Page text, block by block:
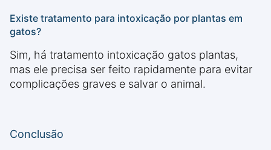
Existe tratamento para intoxicação por plantas em
gatos?
Sim, há tratamento intoxicação gatos plantas,
mas ele precisa ser feito rapidamente para evitar
complicações graves e salvar o animal.
Conclusão